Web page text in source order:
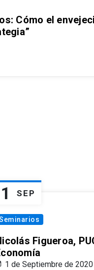
Cómo el
1 SEP
Figueroa,
1 de Septiembre de 2020